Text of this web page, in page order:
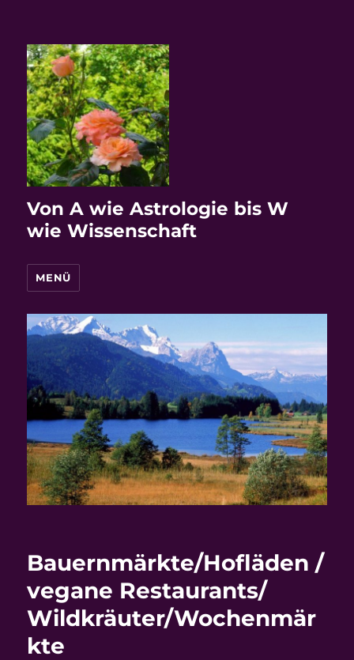
Von A wie Astrologie bis W
wie Wissenschaft
MENÜ
Bauernmärkte/Hofläden /
vegane Restaurants/
Wildkräuter/Wochenmär
kte